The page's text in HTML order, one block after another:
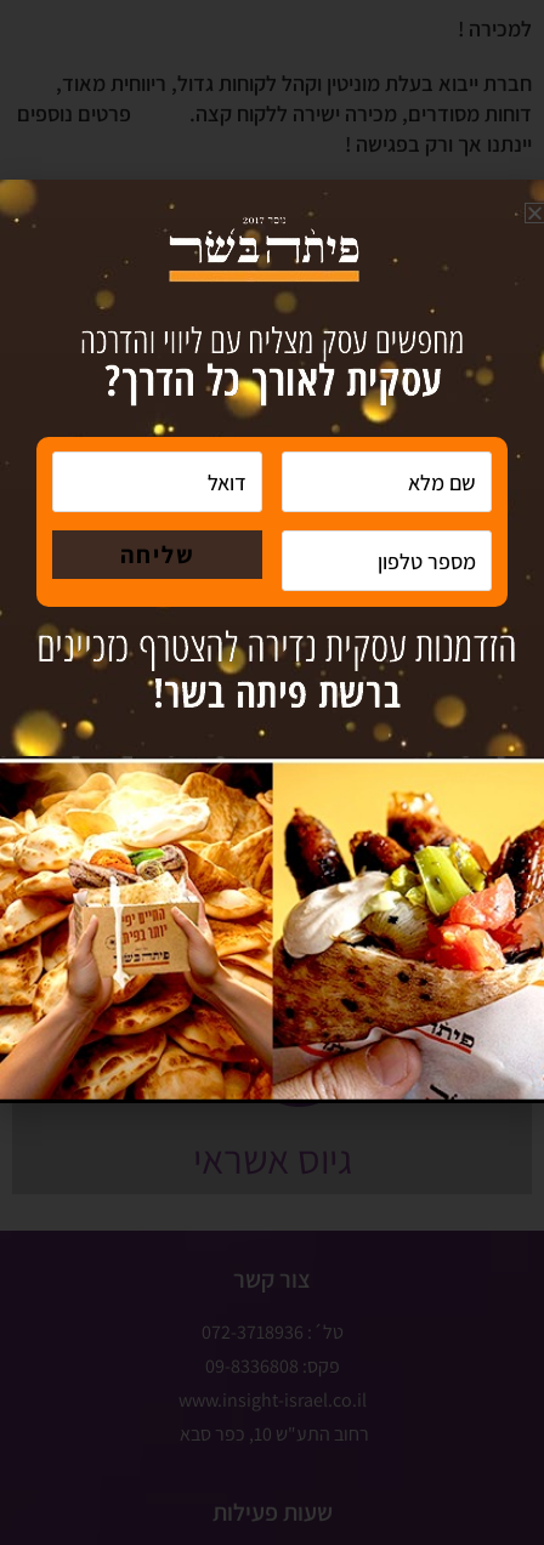
למכירה !
חברת ייבוא בעלת מוניטין וקהל לקוחות גדול, ריווחית מאוד,
דוחות מסודרים, מכירה ישירה ללקוח קצה. פרטים נוספים
יינתנו אך ורק בפגישה !
קטגוריה : יבוא ,שיווק ,הפצה ותעשייה
עיר : נתניה והסביבה
במאגרנו עשרות הזדמנויות עסקיות, עסקים למכירה וזכיינות
בתחומי פעילות מגוונים לצד מאגר רוכשים איכותיים.
לפרטים נוספים צרו קשר עכשיו
מיזוגים ורכישות
עסקים למכירה
גיוס אשראי
צור קשר
טל´: 072-3718936
פקס: 09-8336808
www.insight-israel.co.il
רחוב התע"ש 10, כפר סבא
שעות פעילות